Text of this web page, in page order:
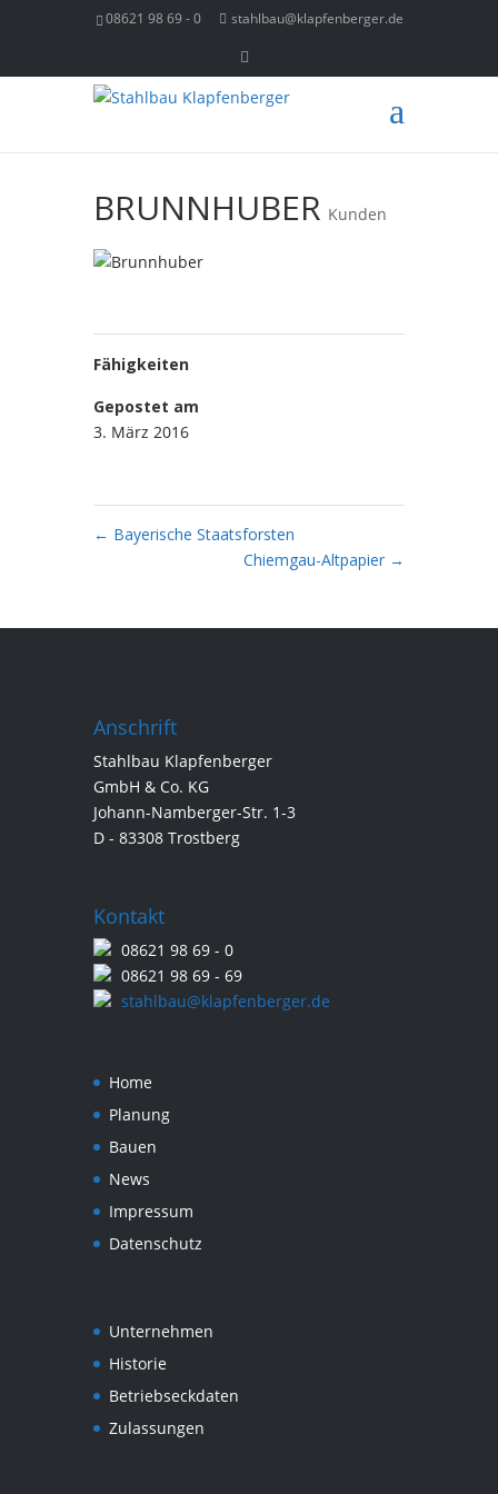
08621 98 69 - 0 stahlbau@klapfenberger.de
BRUNNHUBER Kunden
Fähigkeiten
Gepostet am
3. März 2016
← Bayerische Staatsforsten
Chiemgau-Altpapier →
Anschrift
Stahlbau Klapfenberger
GmbH & Co. KG
Johann-Namberger-Str. 1-3
D - 83308 Trostberg
Kontakt
08621 98 69 - 0
08621 98 69 - 69
stahlbau@klapfenberger.de
Home
Planung
Bauen
News
Impressum
Datenschutz
Unternehmen
Historie
Betriebseckdaten
Zulassungen